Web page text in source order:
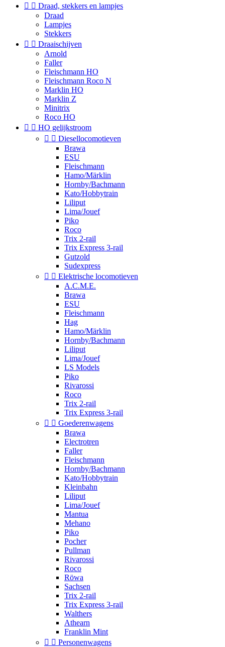
  Draad, stekkers en lampjes
Draad
Lampjes
Stekkers
  Draaischijven
Arnold
Faller
Fleischmann HO
Fleischmann Roco N
Marklin HO
Marklin Z
Minitrix
Roco HO
  HO gelijkstroom
  Diesellocomotieven
Brawa
ESU
Fleischmann
Hamo/Märklin
Hornby/Bachmann
Kato/Hobbytrain
Liliput
Lima/Jouef
Piko
Roco
Trix 2-rail
Trix Express 3-rail
Gutzold
Sudexpress
  Elektrische locomotieven
A.C.M.E.
Brawa
ESU
Fleischmann
Hag
Hamo/Märklin
Hornby/Bachmann
Liliput
Lima/Jouef
LS Models
Piko
Rivarossi
Roco
Trix 2-rail
Trix Express 3-rail
  Goederenwagens
Brawa
Electrotren
Faller
Fleischmann
Hornby/Bachmann
Kato/Hobbytrain
Kleinbahn
Liliput
Lima/Jouef
Mantua
Mehano
Piko
Pocher
Pullman
Rivarossi
Roco
Röwa
Sachsen
Trix 2-rail
Trix Express 3-rail
Walthers
Athearn
Franklin Mint
  Personenwagens